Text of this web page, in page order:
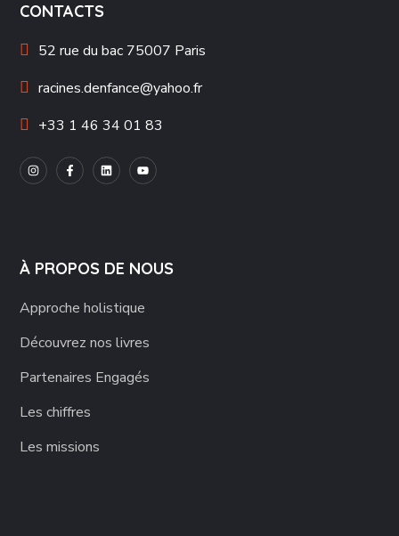
CONTACTS
52 rue du bac 75007 Paris
racines.denfance@yahoo.fr
+33 1 46 34 01 83
À PROPOS DE NOUS
Approche holistique
Découvrez nos livres
Partenaires Engagés
Les chiffres
Les missions